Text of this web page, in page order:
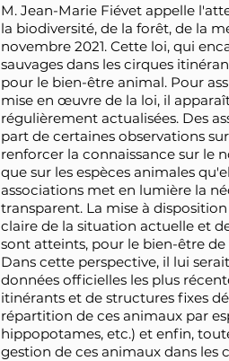
M. Jean-Marie Fiévet appelle
la biodiversité, de la forêt, de la
novembre 2021. Cette loi, qui
sauvages dans les cirques
pour le bien-être animal. Pour
mise en œuvre de la loi, il
régulièrement actualisées. Des
part de certaines observations
renforcer la connaissance sur le
que sur les espèces animales
associations met en lumière la
transparent. La mise à
claire de la situation actuelle et
sont atteints, pour le bien-être
Dans cette perspective, il lui
données officielles les plus
itinérants et de structures fixes
répartition de ces animaux par
hippopotames, etc.) et enfin,
gestion de ces animaux dans les